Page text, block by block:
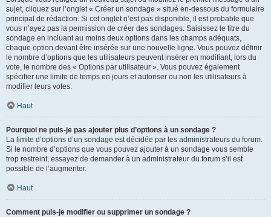
sujet, cliquez sur l’onglet « Créer un sondage » situé en-dessous du formulaire
principal de rédaction. Si cet onglet n’est pas disponible, il est probable que
vous n’ayez pas la permission de créer des sondages. Saisissez le titre du
sondage en incluant au moins deux options dans les champs adéquats,
chaque option devant être insérée sur une nouvelle ligne. Vous pouvez définir
le nombre d’options que les utilisateurs peuvent insérer en modifiant, lors du
vote, le nombre des « Options par utilisateur ». Vous pouvez également
spécifier une limite de temps en jours et autoriser ou non les utilisateurs à
modifier leurs votes.
Haut
Pourquoi ne puis-je pas ajouter plus d’options à un sondage ?
La limite d’options d’un sondage est décidée par les administrateurs du forum.
Si le nombre d’options que vous pouvez ajouter à un sondage vous semble
trop restreint, essayez de demander à un administrateur du forum s’il est
possible de l’augmenter.
Haut
Comment puis-je modifier ou supprimer un sondage ?